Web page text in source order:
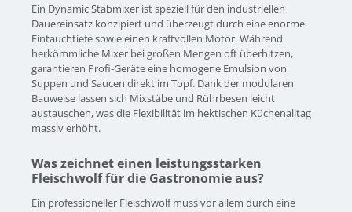
Ein Dynamic Stabmixer ist speziell für den industriellen
Dauereinsatz konzipiert und überzeugt durch eine enorme
Eintauchtiefe sowie einen kraftvollen Motor. Während
herkömmliche Mixer bei großen Mengen oft überhitzen,
garantieren Profi-Geräte eine homogene Emulsion von
Suppen und Saucen direkt im Topf. Dank der modularen
Bauweise lassen sich Mixstäbe und Rührbesen leicht
austauschen, was die Flexibilität im hektischen Küchenalltag
massiv erhöht.
Was zeichnet einen leistungsstarken
Fleischwolf für die Gastronomie aus?
Ein professioneller Fleischwolf muss vor allem durch eine